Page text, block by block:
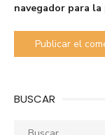
navegador para la
BUSCAR
Buscar: